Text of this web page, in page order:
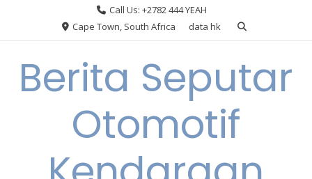
Call Us: +2782 444 YEAH
Cape Town, South Africa
data hk
Berita Seputar
Otomotif